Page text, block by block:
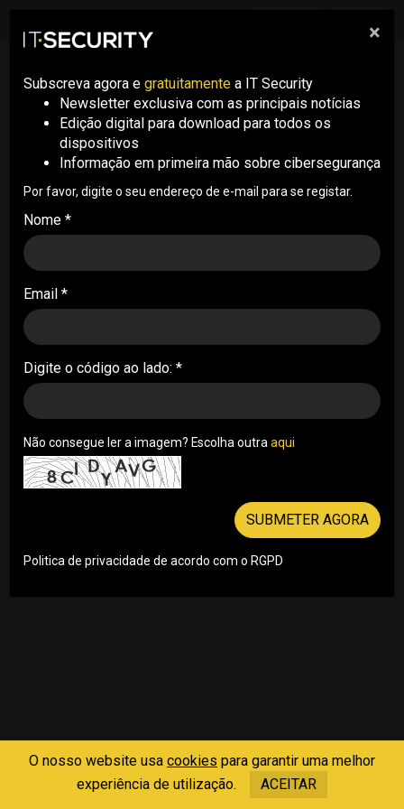
×
Subscreva agora e gratuitamente a IT Security
Newsletter exclusiva com as principais notícias
Edição digital para download para todos os
dispositivos
Informação em primeira mão sobre cibersegurança
Por favor, digite o seu endereço de e-mail para se registar.
Nome *
Email *
Digite o código ao lado: *
Não consegue ler a imagem? Escolha outra aqui
SUBMETER AGORA
Politica de privacidade de acordo com o RGPD
O nosso website usa cookies para garantir uma melhor
experiência de utilização.
ACEITAR